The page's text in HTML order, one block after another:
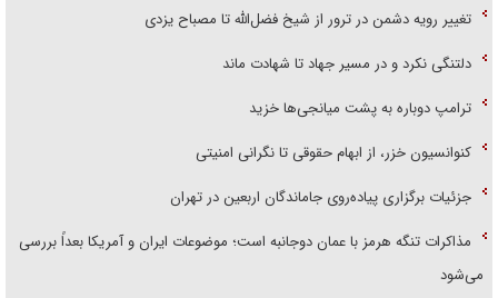
تغییر رویه دشمن در ترور از شیخ فضل‌الله تا مصباح یزدی
دلتنگی نکرد و در مسیر جهاد تا شهادت ماند
ترامپ دوباره به پشت میانجی‌ها خزید
کنوانسیون خزر، از ابهام حقوقی تا نگرانی امنیتی
جزئیات برگزاری پیاده‌روی جاماندگان اربعین در تهران
مذاکرات تنگه هرمز با عمان دوجانبه است؛ موضوعات ایران و آمریکا بعداً بررسی
می‌شود